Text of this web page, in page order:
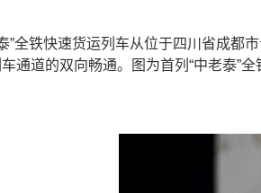
”全铁快速货运列车从位于四川省成
通道的双向畅通。图为首列“中老泰